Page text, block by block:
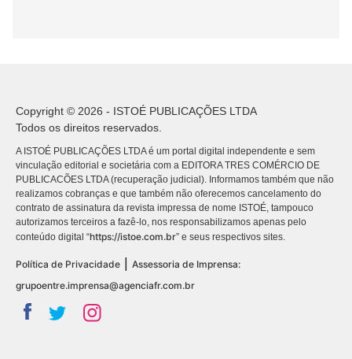
Copyright © 2026 - ISTOÉ PUBLICAÇÕES LTDA
Todos os direitos reservados.
A ISTOÉ PUBLICAÇÕES LTDA é um portal digital independente e sem
vinculação editorial e societária com a EDITORA TRES COMÉRCIO DE
PUBLICACÕES LTDA (recuperação judicial). Informamos também que não
realizamos cobranças e que também não oferecemos cancelamento do
contrato de assinatura da revista impressa de nome ISTOÉ, tampouco
autorizamos terceiros a fazê-lo, nos responsabilizamos apenas pelo
conteúdo digital “https://istoe.com.br” e seus respectivos sites.
Política de Privacidade
Assessoria de Imprensa:
grupoentre.imprensa@agenciafr.com.br